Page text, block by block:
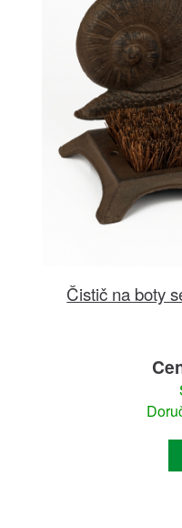
Čistič na boty